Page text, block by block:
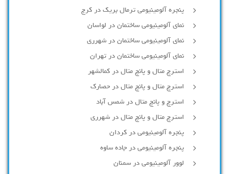
پنجره آلومینیومی ترمال بریک در کرج
نمای آلومینیومی ساختمان در لواسان
نمای آلومینیومی ساختمان در شهرری
نمای آلومینیومی ساختمان در تهران
استرچ متال و پانچ متال در کمالشهر
استرچ متال و پانچ متال در حصارك
استرچ و پانچ متال در شمس آباد
استرچ متال و پانچ متال در شهرری
پنجره آلومینیومی در کردان
پنجره آلومینیومی در جاده ساوه
لوور آلومینیومی در سمنان